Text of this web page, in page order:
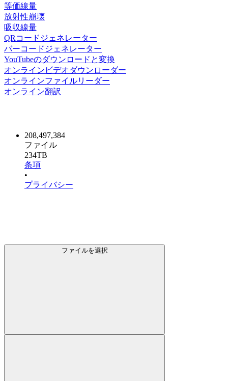
等価線量
放射性崩壊
吸収線量
QRコードジェネレーター
バーコードジェネレーター
YouTubeのダウンロードと変換
オンラインビデオダウンローダー
オンラインファイルリーダー
オンライン翻訳
208,497,384
ファイル
234TB
条項
•
プライバシー
ファイルを選択